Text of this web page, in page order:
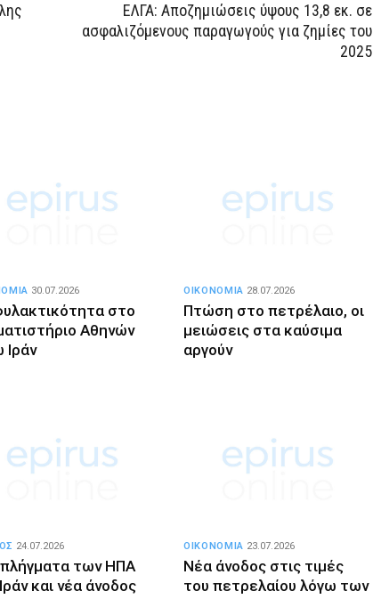
ΕΛΓΑ: Αποζημιώσεις ύψους 13,8 εκ. σε
ασφαλιζόμενους παραγωγούς για ζημίες του
2025
στο
Αθηνών
Ιράν
30.07.2026
Πτώση στο πετρέλαιο, οι
μειώσεις στα καύσιμα
αργούν
ΟΙΚΟΝΟΜΙΑ 28.07.2026
των ΗΠΑ
και νέα άνοδος
24.07.2026
Νέα άνοδος στις τιμές
του πετρελαίου λόγω των
ΟΙΚΟΝΟΜΙΑ 23.07.2026